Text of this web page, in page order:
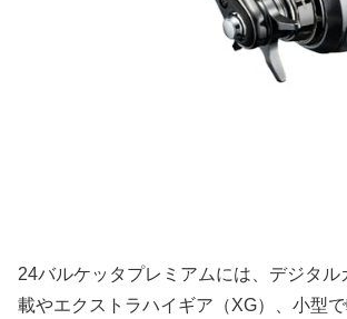
24バルケッタプレミアムには、デジタル
載やエクストラハイギア（XG）、小型